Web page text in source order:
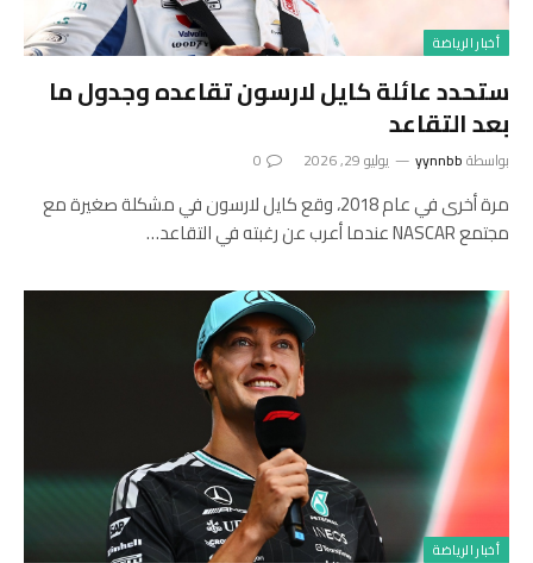
أخبار الرياضة
ستحدد عائلة كايل لارسون تقاعده وجدول ما
بعد التقاعد
بواسطةyynnbb يوليو 29, 2026 0
مرة أخرى في عام 2018، وقع كايل لارسون في مشكلة صغيرة مع
مجتمع NASCAR عندما أعرب عن رغبته في التقاعد…
أخبار الرياضة